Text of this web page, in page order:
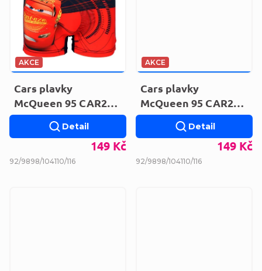
AKCE
Cars plavky
McQueen 95 CAR23-
0205
149 Kč
Detail
92/9898/104110/116
AKCE
Cars plavky
McQueen 95 CAR23-
0206
149 Kč
Detail
92/9898/104110/116